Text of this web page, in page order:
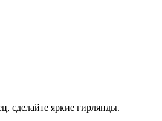
сделайте яркие гирлянды.